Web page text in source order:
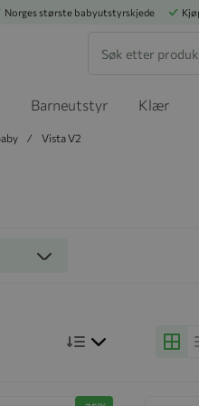
Norges største babyutstyrskjede
Barneutstyr Klær
Vista V2
Bruk synkende
Grid